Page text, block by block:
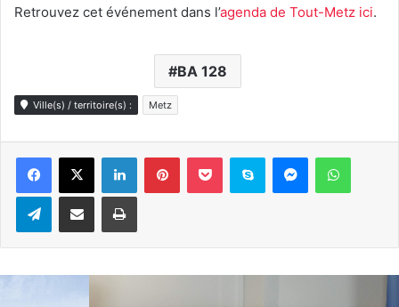
Retrouvez cet événement dans l’agenda de Tout-Metz ici.
BA 128
Ville(s) / territoire(s) : Metz
LinkedinPinterestPocket Skype Messenger
TelegramPartager par e-mail Imprimer